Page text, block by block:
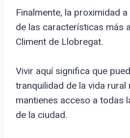
Finalmente, la proximidad
de las características más
Climent de Llobregat.
Vivir aquí significa que
tranquilidad de la vida rural
mantienes acceso a todas
de la ciudad.